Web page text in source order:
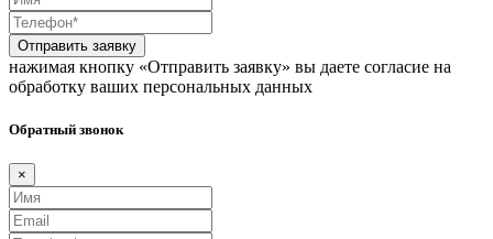
Отправить заявку
нажимая кнопку «Отправить заявку» вы даете согласие на
обработку ваших персональных данных
Обратный звонок
×